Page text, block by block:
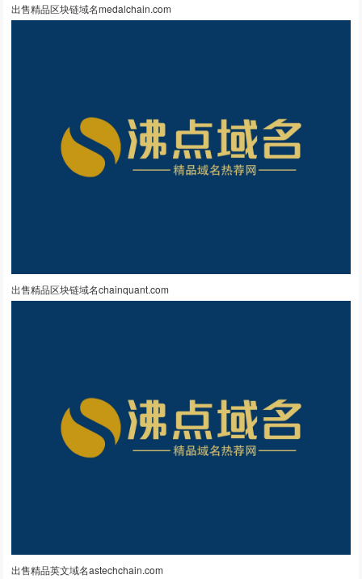
出售精品区块链域名medalchain.com
出售精品区块链域名chainquant.com
出售精品英文域名astechchain.com